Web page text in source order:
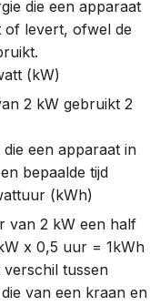
die een apparaat
of levert, ofwel de
(kW)
2 kW gebruikt 2
een apparaat in
bepaalde tijd
(kWh)
van 2 kW een half
x 0,5 uur = 1kWh
verschil tussen
van een kraan en